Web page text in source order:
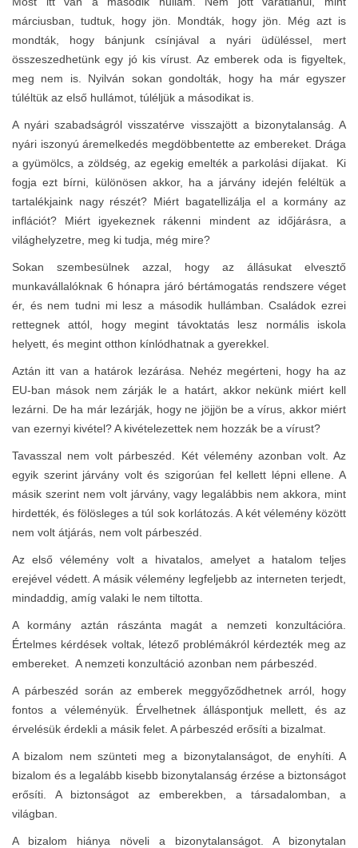
márciusban, tudtuk, hogy jön. Mondták, hogy jön. Még azt is
mondták, hogy bánjunk csínjával a nyári üdüléssel, mert
összeszedhetünk egy jó kis vírust. Az emberek oda is figyeltek,
meg nem is. Nyilván sokan gondolták, hogy ha már egyszer
túléltük az első hullámot, túléljük a másodikat is.
A nyári szabadságról visszatérve visszajött a bizonytalanság. A
nyári iszonyú áremelkedés megdöbbentette az embereket. Drága
a gyümölcs, a zöldség, az egekig emelték a parkolási díjakat. Ki
fogja ezt bírni, különösen akkor, ha a járvány idején feléltük a
tartalékjaink nagy részét? Miért bagatellizálja el a kormány az
inflációt? Miért igyekeznek rákenni mindent az időjárásra, a
világhelyzetre, meg ki tudja, még mire?
Sokan szembesülnek azzal, hogy az állásukat elvesztő
munkavállalóknak 6 hónapra járó bértámogatás rendszere véget
ér, és nem tudni mi lesz a második hullámban. Családok ezrei
rettegnek attól, hogy megint távoktatás lesz normális iskola
helyett, és megint otthon kínlódhatnak a gyerekkel.
Aztán itt van a határok lezárása. Nehéz megérteni, hogy ha az
EU-ban mások nem zárják le a határt, akkor nekünk miért kell
lezárni. De ha már lezárják, hogy ne jöjjön be a vírus, akkor miért
van ezernyi kivétel? A kivételezettek nem hozzák be a vírust?
Tavasszal nem volt párbeszéd. Két vélemény azonban volt. Az
egyik szerint járvány volt és szigorúan fel kellett lépni ellene. A
másik szerint nem volt járvány, vagy legalábbis nem akkora, mint
hirdették, és fölösleges a túl sok korlátozás. A két vélemény között
nem volt átjárás, nem volt párbeszéd.
Az első vélemény volt a hivatalos, amelyet a hatalom teljes
erejével védett. A másik vélemény legfeljebb az interneten terjedt,
mindaddig, amíg valaki le nem tiltotta.
A kormány aztán rászánta magát a nemzeti konzultációra.
Értelmes kérdések voltak, létező problémákról kérdezték meg az
embereket. A nemzeti konzultáció azonban nem párbeszéd.
A párbeszéd során az emberek meggyőződhetnek arról, hogy
fontos a véleményük. Érvelhetnek álláspontjuk mellett, és az
érvelésük érdekli a másik felet. A párbeszéd erősíti a bizalmat.
A bizalom nem szünteti meg a bizonytalanságot, de enyhíti. A
bizalom és a legalább kisebb bizonytalanság érzése a biztonságot
erősíti. A biztonságot az emberekben, a társadalomban, a
világban.
A bizalom hiánya növeli a bizonytalanságot. A bizonytalan